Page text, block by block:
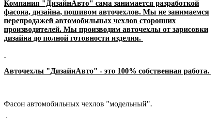
Компания "ДизайнАвто" сама занимается разработкой
фасона, дизайна, пошивом авточехлов. Мы не занимаемся
перепродажей автомобильных чехлов сторонних
производителей. Мы производим авточехлы от зарисовки
дизайна до полной готовности изделия.
Авточехлы "ДизайнАвто" - это 100% собственная работа.
Фасон автомобильных чехлов "модельный".